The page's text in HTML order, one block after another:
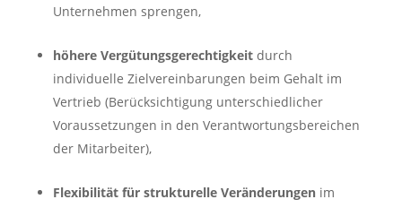
Unternehmen sprengen,
höhere Vergütungsgerechtigkeitdurch
individuelle Zielvereinbarungen beim Gehalt im
Vertrieb (Berücksichtigung unterschiedlicher
Voraussetzungen in den Verantwortungsbereichen
der Mitarbeiter),
Flexibilität für strukturelle Veränderungenim